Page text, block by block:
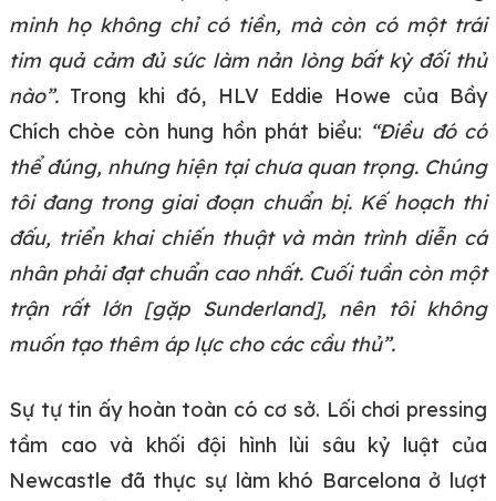
minh họ không chỉ có tiền, mà còn có một trái
tim quả cảm đủ sức làm nản lòng bất kỳ đối thủ
nào”. Trong khi đó, HLV Eddie Howe của Bầy
Chích chòe còn hung hồn phát biểu: “Điều đó có
thể đúng, nhưng hiện tại chưa quan trọng. Chúng
tôi đang trong giai đoạn chuẩn bị. Kế hoạch thi
đấu, triển khai chiến thuật và màn trình diễn cá
nhân phải đạt chuẩn cao nhất. Cuối tuần còn một
trận rất lớn [gặp Sunderland], nên tôi không
muốn tạo thêm áp lực cho các cầu thủ”.
Sự tự tin ấy hoàn toàn có cơ sở. Lối chơi pressing
tầm cao và khối đội hình lùi sâu kỷ luật của
Newcastle đã thực sự làm khó Barcelona ở lượt